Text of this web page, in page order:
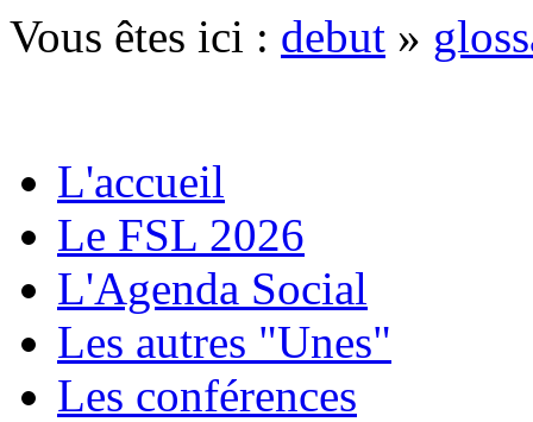
Vous êtes ici : debut »
L'accueil
Le FSL 2026
L'Agenda Social
Les autres "Unes"
Les conférences